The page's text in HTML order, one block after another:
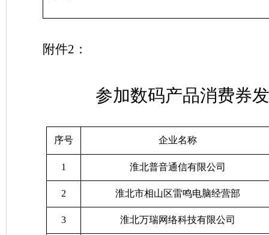
附件2 ：
参加数码产品消费券
序号 企业名称
1 淮北普音通信有限公司
2 淮北市相山区雷鸣电脑经营部
3 淮北万瑞网络科技有限公司